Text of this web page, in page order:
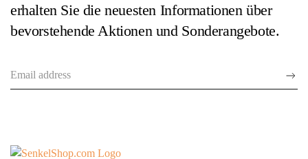
erhalten Sie die neuesten Informationen über
bevorstehende Aktionen und Sonderangebote.